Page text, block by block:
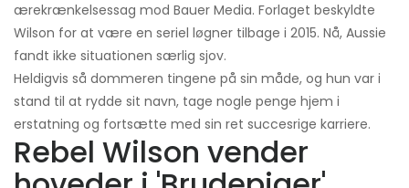
ærekrænkelsessag mod Bauer Media. Forlaget beskyldte
Wilson for at være en seriel løgner tilbage i 2015. Nå, Aussie
fandt ikke situationen særlig sjov.
Heldigvis så dommeren tingene på sin måde, og hun var i
stand til at rydde sit navn, tage nogle penge hjem i
erstatning og fortsætte med sin ret succesrige karriere.
Rebel Wilson vender